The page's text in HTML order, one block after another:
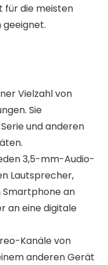
für die meisten
geeignet.
Vielzahl von
Sie
und anderen
3,5-mm-Audio-
Lautsprecher,
Smartphone an
an eine digitale
Kanäle von
anderen Gerät